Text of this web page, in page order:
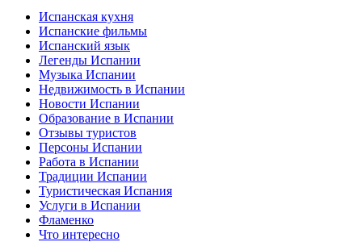
Испанская кухня
Испанские фильмы
Испанский язык
Легенды Испании
Музыка Испании
Недвижимость в Испании
Новости Испании
Образование в Испании
Отзывы туристов
Персоны Испании
Работа в Испании
Традиции Испании
Туристическая Испания
Услуги в Испании
Фламенко
Что интересно